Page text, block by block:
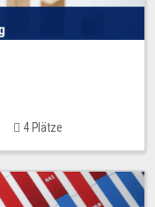
4 Plätze